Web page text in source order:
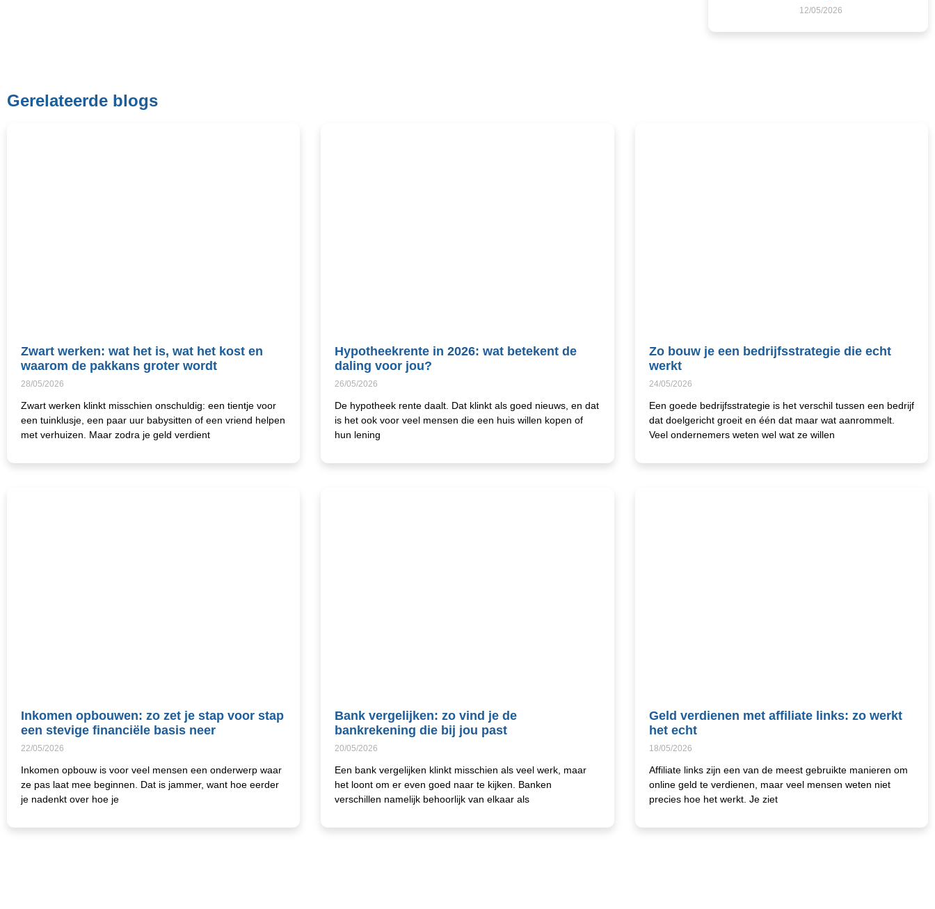
12/05/2026
Gerelateerde blogs
Zwart werken: wat het is, wat het kost en
waarom de pakkans groter wordt
28/05/2026
Zwart werken klinkt misschien onschuldig: een tientje voor
een tuinklusje, een paar uur babysitten of een vriend helpen
met verhuizen. Maar zodra je geld verdient
Hypotheekrente in 2026: wat betekent de
daling voor jou?
26/05/2026
De hypotheek rente daalt. Dat klinkt als goed nieuws, en dat
is het ook voor veel mensen die een huis willen kopen of
hun lening
Zo bouw je een bedrijfsstrategie die echt
werkt
24/05/2026
Een goede bedrijfsstrategie is het verschil tussen een bedrijf
dat doelgericht groeit en één dat maar wat aanrommelt.
Veel ondernemers weten wel wat ze willen
Inkomen opbouwen: zo zet je stap voor stap
een stevige financiële basis neer
22/05/2026
Inkomen opbouw is voor veel mensen een onderwerp waar
ze pas laat mee beginnen. Dat is jammer, want hoe eerder
je nadenkt over hoe je
Bank vergelijken: zo vind je de
bankrekening die bij jou past
20/05/2026
Een bank vergelijken klinkt misschien als veel werk, maar
het loont om er even goed naar te kijken. Banken
verschillen namelijk behoorlijk van elkaar als
Geld verdienen met affiliate links: zo werkt
het echt
18/05/2026
Affiliate links zijn een van de meest gebruikte manieren om
online geld te verdienen, maar veel mensen weten niet
precies hoe het werkt. Je ziet